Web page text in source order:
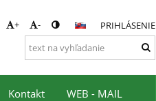
+ - PRIHLÁSENIE
Kontakt WEB - MAIL